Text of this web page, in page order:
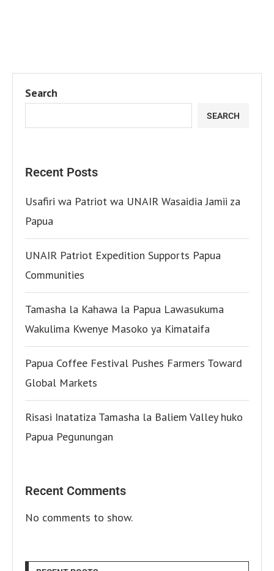
Search
SEARCH
Recent Posts
Usafiri wa Patriot wa UNAIR Wasaidia Jamii za
Papua
UNAIR Patriot Expedition Supports Papua
Communities
Tamasha la Kahawa la Papua Lawasukuma
Wakulima Kwenye Masoko ya Kimataifa
Papua Coffee Festival Pushes Farmers Toward
Global Markets
Risasi Inatatiza Tamasha la Baliem Valley huko
Papua Pegunungan
Recent Comments
No comments to show.